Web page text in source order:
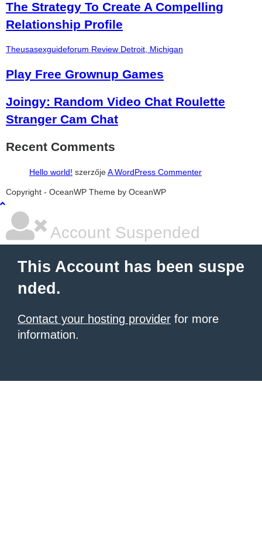
The Strategy To Create A Compelling
Relationship Profile
Theusasexguideforum Review Detroit, Michigan
Play Free Grownup Games
Joingy: Random Video Chat Roulette
Stranger Cam Chat
Recent Comments
Hello world! szerzőjeA WordPress Commenter
şans
casino
vidobet
|
vidobet
|
vidobet
güncel
giriş
vidobet
giriş
casinolevant
|
casinolevant
|
casinolevant
|
vidobet
giriş
şans
casino
casinolevant
giriş
casino
şans
şans
casino
giriş
casino
levant
casino
şans
casino
şans
boostaro
|
casinolevant
giriş
şans
casino
giriş
casinolevant
giriş
şanscasino
|
vidobet
|
vidobet
giriş
levant
casino
gorabet
|
galyabet
|
gorabet
|
gorabet
|
gorabet
|
vidobet
giriş
galyabet
|
gorabet
|
gorabet
Copyright - OceanWP Theme by OceanWP
Account Suspended
This Account has been suspe
nded.
Contact your hosting provider for more
information.